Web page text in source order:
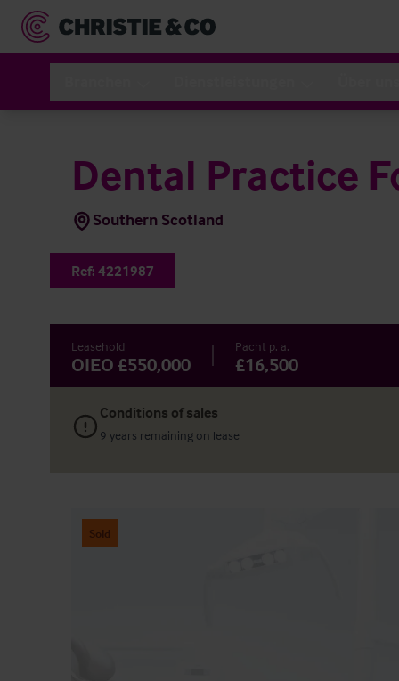
Dental Practice
Southern Scotland
Ref: 4221987
Leasehold
OIEO £550,000
Pacht p. a.
£16,500
Conditions of sales
9 years remaining on lease
Sold